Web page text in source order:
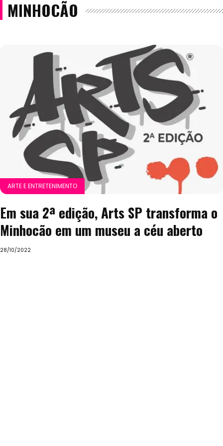
MINHOCÃO
ARTE E ENTRETENIMENTO
Em sua 2ª edição, Arts SP transforma o
Minhocão em um museu a céu aberto
28/10/2022